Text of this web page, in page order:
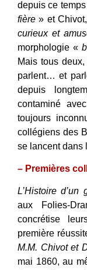
depuis ce temps
fière » et
curieux et
morphologie «
Mais tous
parlent… et
depuis
contaminé
toujours
collégiens des
se lancent dans
– Premières
L’Histoire d’un
aux Folies-
concrétise
première
M.M. Chivot et
mai 1860, au